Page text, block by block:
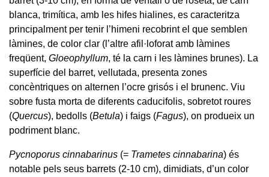
blanca, trimítica, amb les hifes hialines, es caracteritza
principalment per tenir l’himeni recobrint el que semblen
làmines, de color clar (l’altre afil·loforat amb làmines
freqüent, Gloeophyllum, té la carn i les làmines brunes). La
superfície del barret, vellutada, presenta zones
concèntriques on alternen l’ocre grisós i el brunenc. Viu
sobre fusta morta de diferents caducifolis, sobretot roures
(Quercus), bedolls (Betula) i faigs (Fagus), on produeix un
podriment blanc.
Pycnoporus cinnabarinus (= Trametes cinnabarina) és
notable pels seus barrets (2-10 cm), dimidiats, d’un color